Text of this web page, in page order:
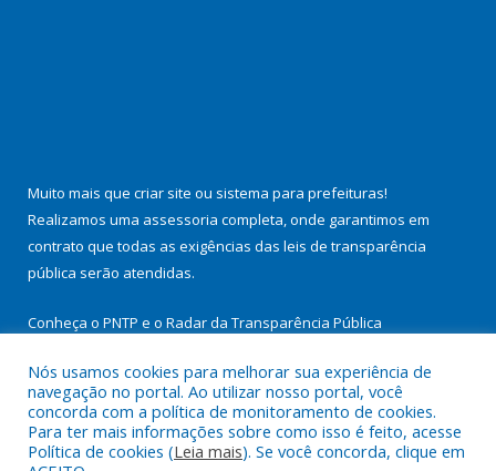
Muito mais que criar site ou sistema para prefeituras!
Realizamos uma assessoria completa, onde garantimos em
contrato que todas as exigências das leis de transparência
pública serão atendidas.
Conheça o PNTP e o Radar da Transparência Pública
Todos os direitos reservados a Prefeitura Municipal de
Cachoeira do Arari.
Nós usamos cookies para melhorar sua experiência de
navegação no portal. Ao utilizar nosso portal, você
concorda com a política de monitoramento de cookies.
Para ter mais informações sobre como isso é feito, acesse
Política de cookies (Leia mais). Se você concorda, clique em